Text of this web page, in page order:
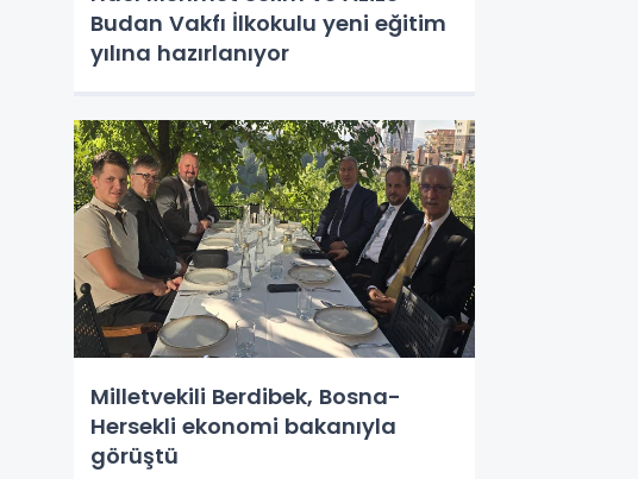
Budan Vakfı İlkokulu yeni eğitim
yılına hazırlanıyor
Milletvekili Berdibek, Bosna-
Hersekli ekonomi bakanıyla
görüştü